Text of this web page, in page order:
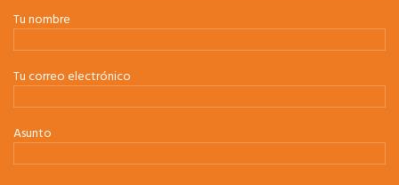
Tu nombre
Tu correo electrónico
Asunto